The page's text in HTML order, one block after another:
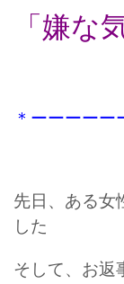
「嫌な
＊ーーーーー
先日、ある女
した
そして、お返